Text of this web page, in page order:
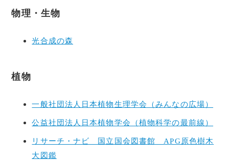
物理・生物
光合成の森
植物
一般社団法人日本植物生理学会（みんなの広場）
公益社団法人日本植物学会（植物科学の最前線）
リサーチ・ナビ 国立国会図書館 APG原色樹木
大図鑑